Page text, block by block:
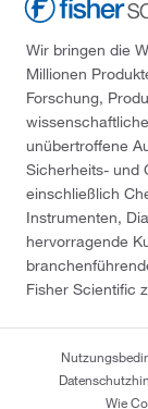
Wir bringen die
Millionen
Forschung,
unübertroffene
Sicherheits- und
einschließlich
Instrumenten,
hervorragende
Fisher Scientific
Wie